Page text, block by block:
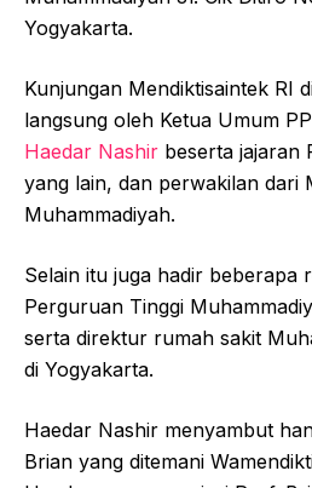
Yogyakarta.
Kunjungan Mendiktisaintek RI
langsung oleh Ketua Umum
Haedar Nashir beserta jajaran
yang lain, dan perwakilan dari
Muhammadiyah.
Selain itu juga hadir
Perguruan Tinggi
serta direktur rumah sakit
di Yogyakarta.
Haedar Nashir menyambut
Brian yang ditemani